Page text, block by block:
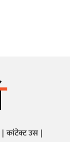
कांटेक्ट उस